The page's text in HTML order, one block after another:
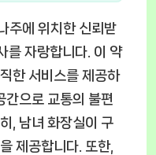
주에 위치한 신뢰받
를 자랑합니다. 이 약
한 서비스를 제공하
간으로 교통의 불편
, 남녀 화장실이 구
제공합니다. 또한,